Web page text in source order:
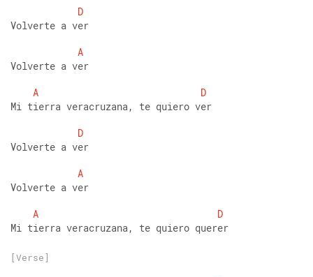
D
Volverte a ver
A
Volverte a ver
A
D
Mi tierra veracruzana, te quiero ver
D
Volverte a ver
A
Volverte a ver
A
D
Mi tierra veracruzana, te quiero querer
[Verse]